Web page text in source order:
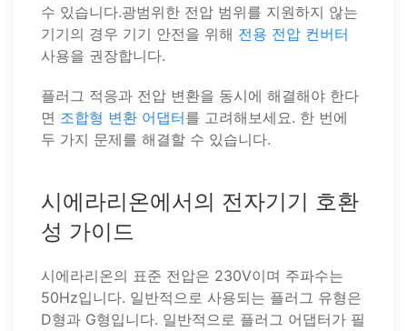
수 있습니다.광범위한 전압 범위를 지원하지 않는
기기의 경우 기기 안전을 위해 전용 전압 컨버터
사용을 권장합니다.
플러그 적응과 전압 변환을 동시에 해결해야 한다
면 조합형 변환 어댑터를 고려해보세요. 한 번에
두 가지 문제를 해결할 수 있습니다.
시에라리온에서의 전자기기 호환
성 가이드
시에라리온의 표준 전압은 230V이며 주파수는
50Hz입니다. 일반적으로 사용되는 플러그 유형은
D형과 G형입니다. 일반적으로 플러그 어댑터가 필